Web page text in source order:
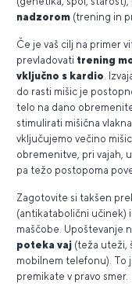
nadzorom (trening in
Če je vaš cilj na primer
prevladovati trening
vključno s kardio .
do rasti mišic je
telo na dano
stimulirati mišična
vključujemo večino
obremenitve, pri vajah,
pa težo postopoma
Zagotovite si takšen
(antikatabolični učinek)
maščobe. Upoštevanje
poteka vaj (teža uteži,
mobilnem telefonu). To
premikate v pravo smer.